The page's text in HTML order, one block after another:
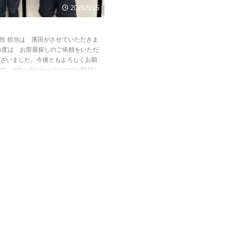
2026/5/15
当は 濱田がさせていただきま
度は お部屋探しのご依頼をいただ
いました。今後ともよろしくお願
。 https://teian-enh.com/staff011/